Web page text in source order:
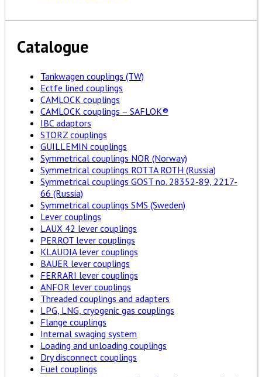
Catalogue
Tankwagen couplings (TW)
Ectfe lined couplings
CAMLOCK couplings
CAMLOCK couplings – SAFLOK®
IBC adaptors
STORZ couplings
GUILLEMIN couplings
Symmetrical couplings NOR (Norway)
Symmetrical couplings ROTTA ROTH (Russia)
Symmetrical couplings GOST no. 28352-89, 2217-
66 (Russia)
Symmetrical couplings SMS (Sweden)
Lever couplings
LAUX 42 lever couplings
PERROT lever couplings
KLAUDIA lever couplings
BAUER lever couplings
FERRARI lever couplings
ANFOR lever couplings
Threaded couplings and adapters
LPG, LNG, cryogenic gas couplings
Flange couplings
Internal swaging system
Loading and unloading couplings
Dry disconnect couplings
Fuel couplings